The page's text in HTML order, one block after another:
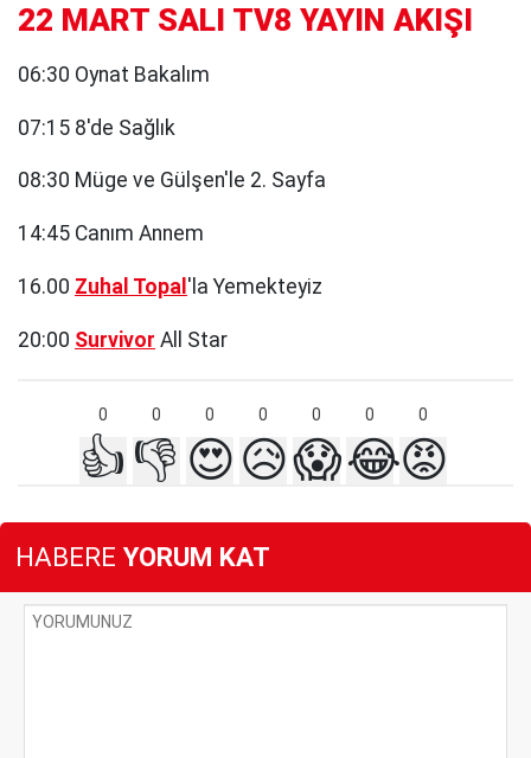
22 MART SALI TV8 YAYIN AKIŞI
06:30 Oynat Bakalım
07:15 8'de Sağlık
08:30 Müge ve Gülşen'le 2. Sayfa
14:45 Canım Annem
16.00 Zuhal Topal 'la Yemekteyiz
20:00 Survivor All Star
0 0 0 0 0 0 0
👍 👎 😍😥😱😂😡
HABERE YORUM KAT